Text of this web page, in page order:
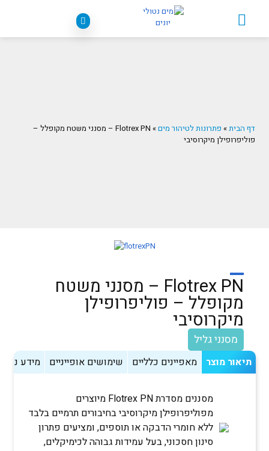
דף הבית» פתרונות לטיהור מים»
Flotrex PN – מסנני משטח מקופלל –
פוליפרופילן מיקרוסיבי
Flotrex PN – מסנני משטח
מקופלל – פוליפרופילן
מיקרוסיבי
מסנני גליל
תיאור מוצר מאפיינים כלליים שימושים אופייניים מידע
מסננים מסדרת Flotrex PN מיוצרים
מפוליפרופילן מיקרוסיבי בחיבורים תרמיים בלבד
ללא חומרי הדבקה או תוספים, ומציעים פתרון
סינון חסכוני, בעל עמידות גבוהה לכימיקלים,